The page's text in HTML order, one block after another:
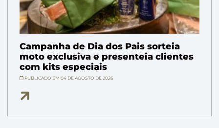
Campanha de Dia dos Pais sorteia
moto exclusiva e presenteia clientes
com kits especiais
PUBLICADO EM 04 DE AGOSTO DE 2026